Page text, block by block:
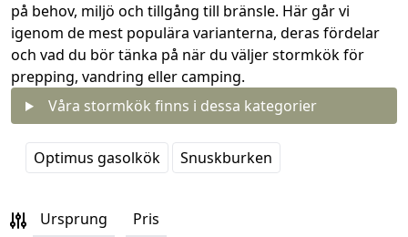
på behov, miljö och tillgång till bränsle. Här går vi
igenom de mest populära varianterna, deras fördelar
och vad du bör tänka på när du väljer stormkök för
prepping, vandring eller camping.
Våra stormkök finns i dessa kategorier
Optimus gasolkök Snuskburken
Ursprung Pris